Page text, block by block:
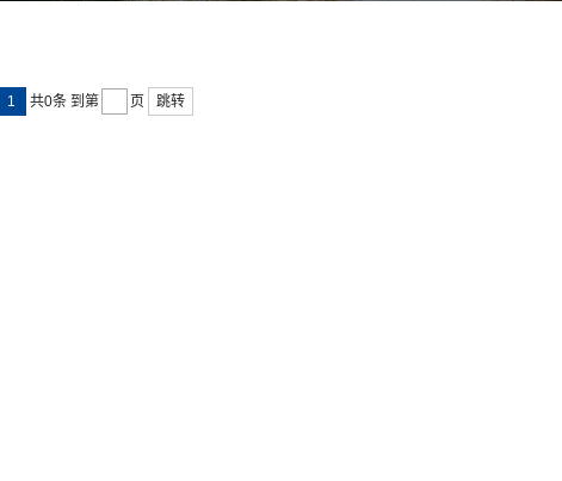
1 共0条 到第 页 跳转